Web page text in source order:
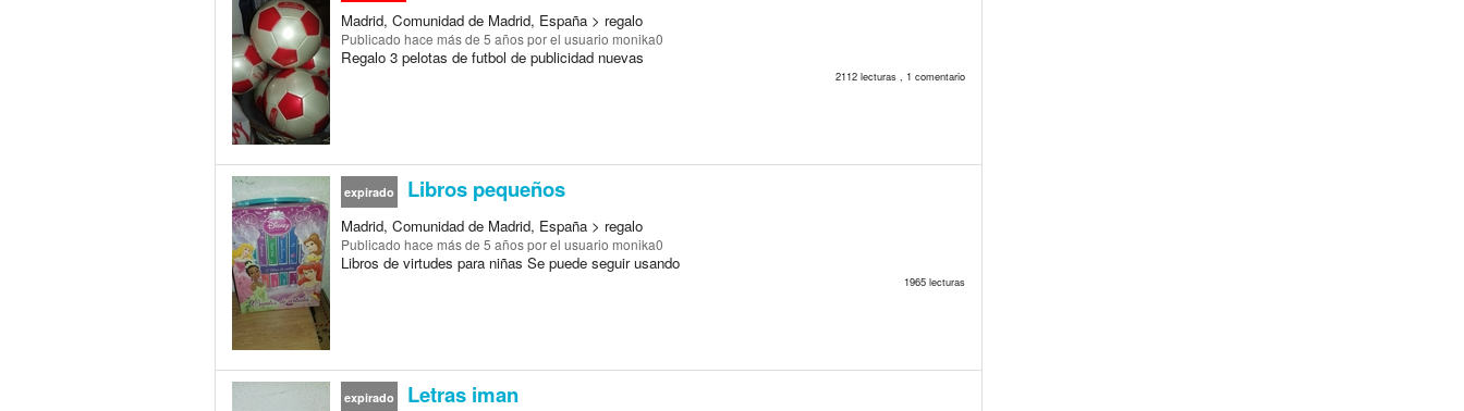
Madrid, Comunidad de Madrid, España > regalo
Publicado hace más de 5 añospor el usuario monika0
Regalo 3 pelotas de futbol de publicidad nuevas
2112 lecturas , 1 comentario
expirado Libros pequeños
Madrid, Comunidad de Madrid, España > regalo
Publicado hace más de 5 añospor el usuario monika0
Libros de virtudes para niñas Se puede seguir usando
1965 lecturas
expirado Letras iman